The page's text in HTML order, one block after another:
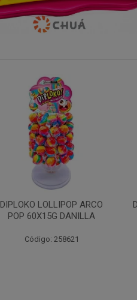
DIPLOKO LOLLIPOP ARCO
CUBO 60X15G DANILL
Código: 258622